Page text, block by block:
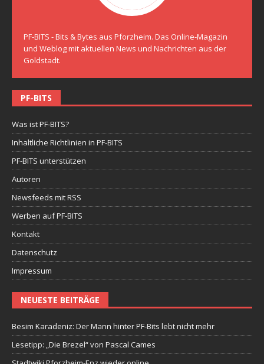
PF-BITS - Bits & Bytes aus Pforzheim. Das Online-Magazin
und Weblog mit aktuellen News und Nachrichten aus der
Goldstadt.
PF-BITS
Was ist PF-BITS?
Inhaltliche Richtlinien in PF-BITS
PF-BITS unterstützen
Autoren
Newsfeeds mit RSS
Werben auf PF-BITS
Kontakt
Datenschutz
Impressum
NEUESTE BEITRÄGE
Besim Karadeniz: Der Mann hinter PF-Bits lebt nicht mehr
Lesetipp: „Die Brezel“ von Pascal Cames